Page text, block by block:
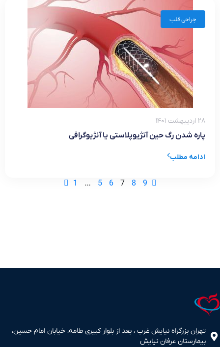
جراحی قلب
۲۸ اردیبهشت ۱۴۰۱
پاره شدن رگ حین آنژیوپلاستی یا آنژیوگرافی
ادامه مطلب
 1 … 5 6 7 8 9 
تهران بزرگراه نیایش غرب ، بعد از بلوار کبیری طامه، خیابان امام حسین،
بیمارستان عرفان نیایش